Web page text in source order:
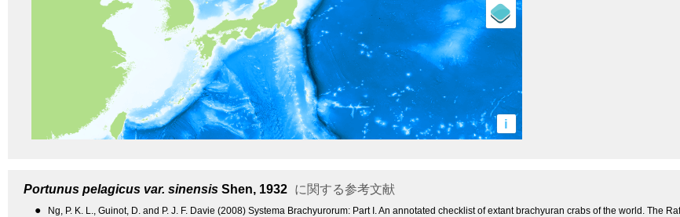
i
Portunus pelagicus var. sinensis Shen, 1932 に関する参考文献
● Ng, P. K. L., Guinot, D. and P. J. F. Davie (2008) Systema Brachyurorum: Part I. An annotated checklist of extant brachyuran crabs of the world. The